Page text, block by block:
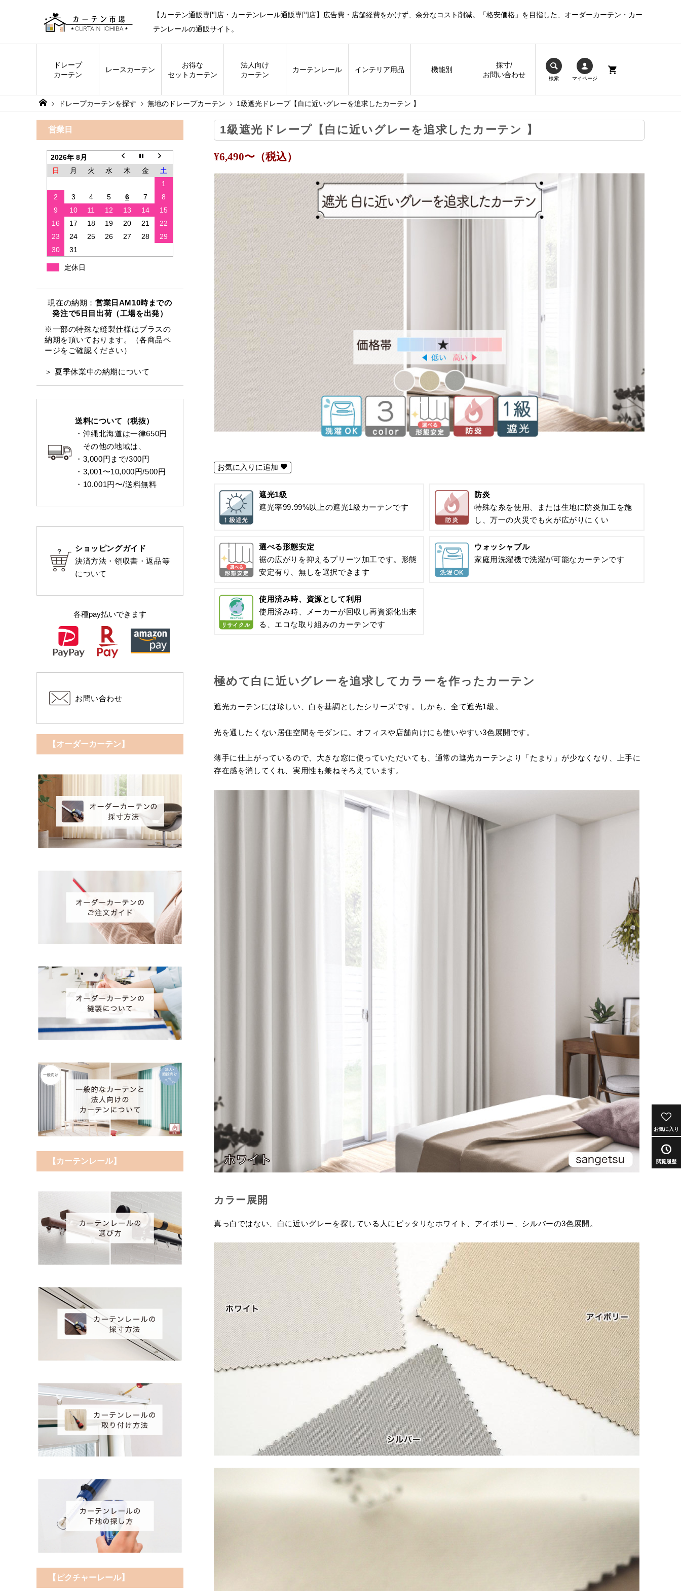
【カーテン通販専門店・カーテンレール通販専門店】広告費・店舗経費をかけず、余分なコスト削減。「格安価格」を目指した、オーダーカーテン・カー
テンレールの通販サイト。
ドレープ
カーテン
レースカーテン
お得な
セットカーテン
法人向け
カーテン
カーテンレール インテリア用品 機能別
採寸/
お問い合わせ
検索 マイページ
ドレープカーテンを探す 無地のドレープカーテン 1級遮光ドレープ【白に近いグレーを追求したカーテン 】
1級遮光ドレープ【白に近いグレーを追求したカーテン 】
¥6,490〜（税込）
お気に入りに追加
遮光1級
遮光率99.99%以上の遮光1級カーテンです
防炎
特殊な糸を使用、または生地に防炎加工を施
し、万一の火災でも火が広がりにくい
選べる形態安定
裾の広がりを抑えるプリーツ加工です。形態
安定有り、無しを選択できます
ウォッシャブル
家庭用洗濯機で洗濯が可能なカーテンです
使用済み時、資源として利用
使用済み時、メーカーが回収し再資源化出来
る、エコな取り組みのカーテンです
極めて白に近いグレーを追求してカラーを作ったカーテン
遮光カーテンには珍しい、白を基調としたシリーズです。しかも、全て遮光1級。
光を通したくない居住空間をモダンに。オフィスや店舗向けにも使いやすい3色展開です。
薄手に仕上がっているので、大きな窓に使っていただいても、通常の遮光カーテンより「たまり」が少なくなり、上手に
存在感を消してくれ、実用性も兼ねそろえています。
カラー展開
真っ白ではない、白に近いグレーを探している人にピッタリなホワイト、アイボリー、シルバーの3色展開。
営業日
2026年 8月
日
月 火 水 木 金
土
1
2
3 4 5 6 7
8
9
10 11 12 13 14
15
16
17 18 19 20 21
22
23
24 25 26 27 28
29
30
31
定休日
現在の納期： 営業日AM10時までの
発注で5日目出荷（工場を出発）
※一部の特殊な縫製仕様はプラスの
納期を頂いております。（各商品ペ
ージをご確認ください）
＞ 夏季休業中の納期について
送料について（税抜）
・沖縄北海道は一律650円
その他の地域は、
・3,000円まで/300円
・3,001〜10,000円/500円
・10.001円〜/送料無料
ショッピングガイド
決済方法・領収書・返品等
について
各種pay払いできます
お問い合わせ
【オーダーカーテン】
【カーテンレール】
【ピクチャーレール】
お気に入り
閲覧履歴